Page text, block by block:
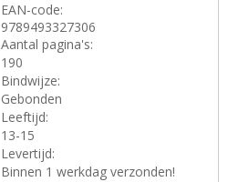
EAN-code:
9789493327306
Aantal pagina's:
190
Bindwijze:
Gebonden
Leeftijd:
13-15
Levertijd:
Binnen 1 werkdag verzonden!